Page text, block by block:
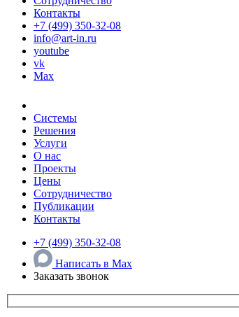
Контакты
+7 (499) 350-32-08
info@art-in.ru
youtube
vk
Max
Системы
Решения
Услуги
О нас
Проекты
Цены
Сотрудничество
Публикации
Контакты
+7 (499) 350-32-08
Написать в Max
Заказать звонок